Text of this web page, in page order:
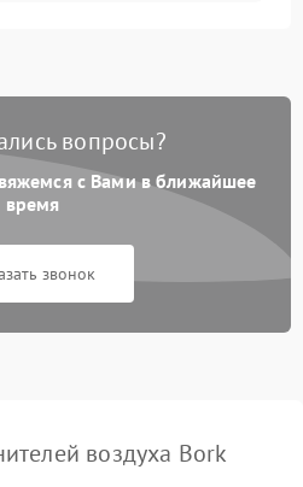
1000 ₽ Подробнее →
Подробнее →
вопросы?
с Вами в ближайшее
время
звонок
воздуха Bork